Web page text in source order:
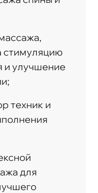
стимуляцию
и улучшение
техник и
для